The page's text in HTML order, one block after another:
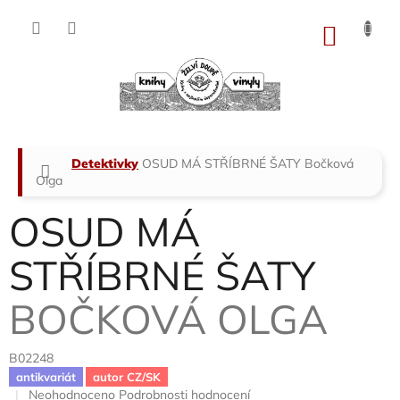
Domů
Detektivky OSUD MÁ STŘÍBRNÉ ŠATY Bočková
Olga
OSUD MÁ
STŘÍBRNÉ ŠATY
BOČKOVÁ OLGA
B02248
antikvariát autor CZ/SK
Průměrné
Neohodnoceno Podrobnosti hodnocení